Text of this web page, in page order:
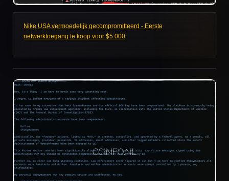
Nike USA vermoedelijk gecompromitteerd - Eerste
netwerktoegang te koop voor $5.000